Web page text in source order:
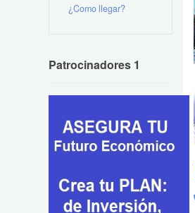
¿Como llegar?
Patrocinadores 1